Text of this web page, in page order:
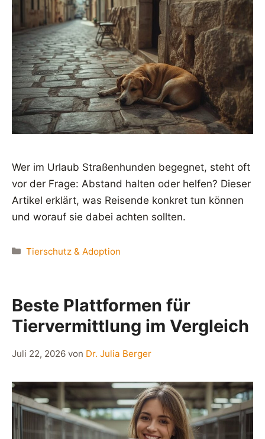
Wer im Urlaub Straßenhunden begegnet, steht oft
vor der Frage: Abstand halten oder helfen? Dieser
Artikel erklärt, was Reisende konkret tun können
und worauf sie dabei achten sollten.
Kategorien
Tierschutz & Adoption
Beste Plattformen für
Tiervermittlung im Vergleich
Juli 22, 2026 von Dr. Julia Berger